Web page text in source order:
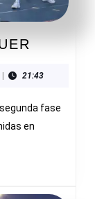
51
21:43
fase
en